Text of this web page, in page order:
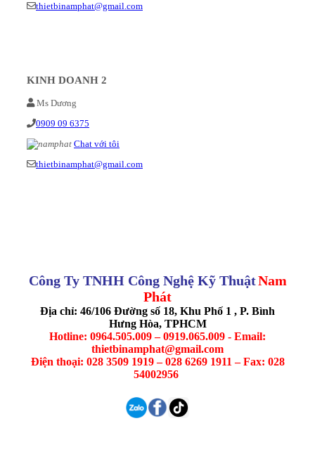
thietbinamphat@gmail.com
KINH DOANH 2
Ms Dương
0909 09 6375
Chat với tôi
thietbinamphat@gmail.com
Công Ty TNHH Công Nghệ Kỹ ThuậtNam
Phát
Địa chỉ: 46/106 Đường số 18, Khu Phố 1 , P. Bình
Hưng Hòa, TPHCM
Hotline: 0964.505.009 – 0919.065.009 - Email:
thietbinamphat@gmail.com
Điện thoại: 028 3509 1919 – 028 6269 1911 – Fax: 028
54002956